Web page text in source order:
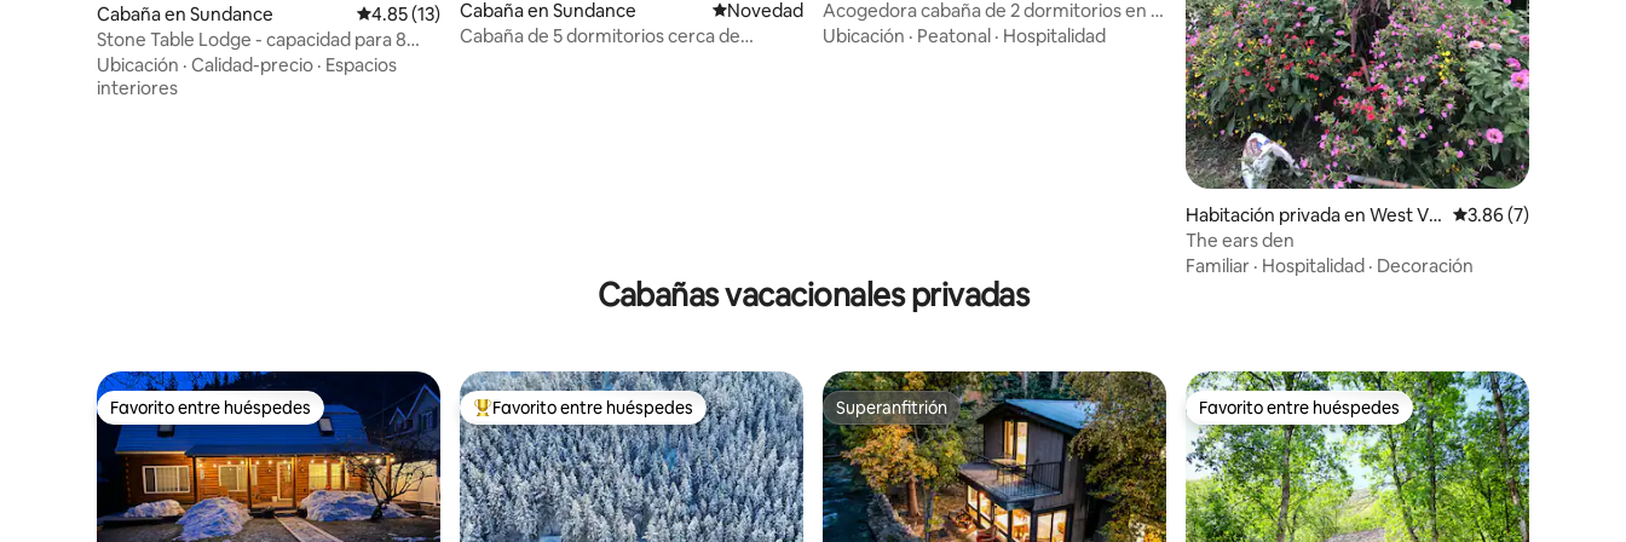
Cabaña en Sundance Calificación promedio: 4.85 de 5, 13 reseñas
4.85 (13)
Stone Table Lodge - capacidad para 8
personas: JACUZZI
Ubicación · Calidad-precio · Espacios
interiores
Cabaña en Sundance Lugar para hospedarse
Novedad
Cabaña de 5 dormitorios cerca de
Acogedora cabaña de 2 dormitorios en el
centro de SLC
Ubicación · Peatonal · Hospitalidad
Habitación privada en West Val
ley City
Calificación
3.86 (7)
The ears den
Familiar · Hospitalidad · Decoración
Cabañas vacacionales privadas
Favorito entre huéspedes
Favorito entre huéspedes Favorito entre huéspedes preferido
Favorito entre huéspedes Superanfitrión
Superanfitrión Favorito entre huéspedes
Favorito entre huéspedes